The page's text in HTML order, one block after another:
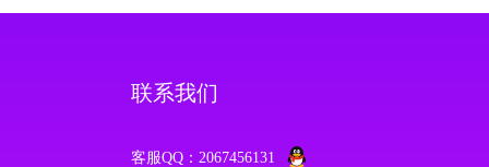
联系我们
客服QQ：2067456131